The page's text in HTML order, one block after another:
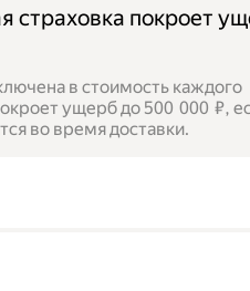
страховка покроет
в стоимость каждого
ущерб до 500 000 ₽,
во время доставки.